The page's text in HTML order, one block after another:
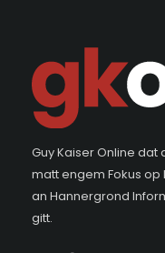
Guy Kaiser Online
matt engem Fokus op
an Hannergrond
gitt.